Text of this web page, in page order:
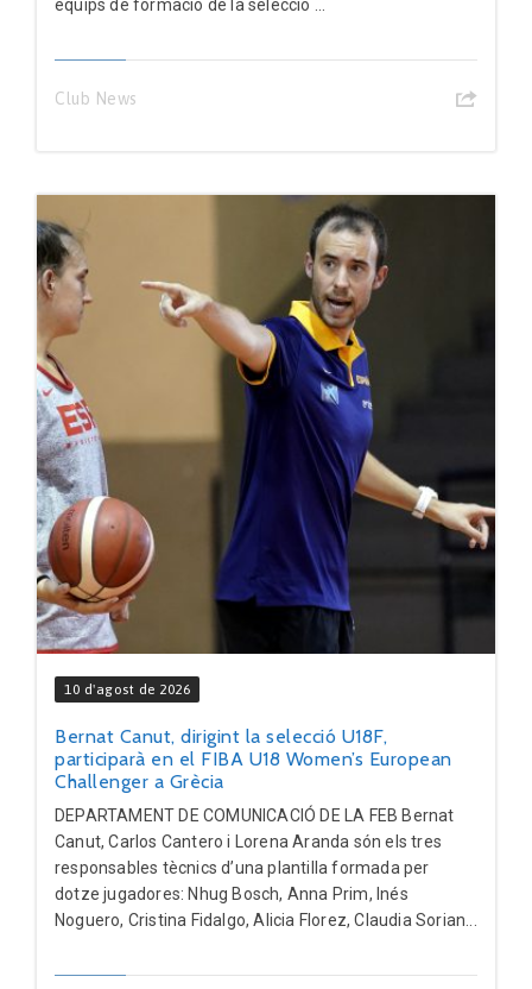
equips de formació de la selecció ...
Club News
10 d'agost de 2026
Bernat Canut, dirigint la selecció U18F,
participarà en el FIBA U18 Women’s European
Challenger a Grècia
DEPARTAMENT DE COMUNICACIÓ DE LA FEB Bernat
Canut, Carlos Cantero i Lorena Aranda són els tres
responsables tècnics d’una plantilla formada per
dotze jugadores: Nhug Bosch, Anna Prim, Inés
Noguero, Cristina Fidalgo, Alicia Florez, Claudia Sorian...